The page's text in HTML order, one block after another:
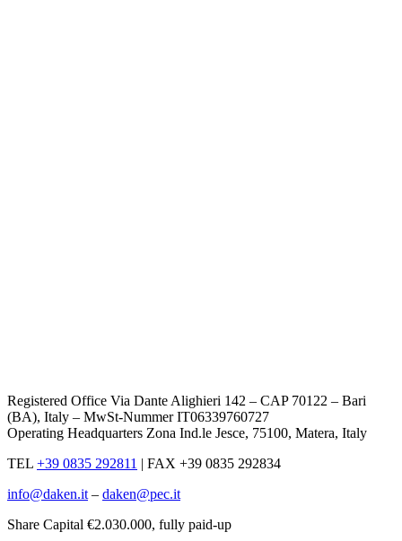
Registered Office Via Dante Alighieri 142 – CAP 70122 – Bari
(BA), Italy – MwSt-Nummer IT06339760727
Operating Headquarters Zona Ind.le Jesce, 75100, Matera, Italy
TEL +39 0835 292811 | FAX +39 0835 292834
info@daken.it – daken@pec.it
Share Capital €2.030.000, fully paid-up